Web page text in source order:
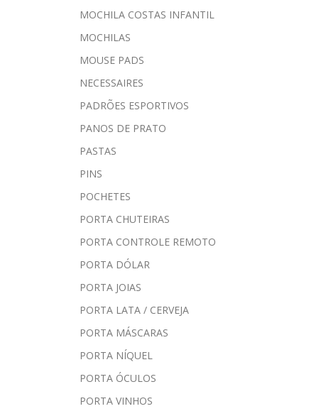
MOCHILA COSTAS INFANTIL
MOCHILAS
MOUSE PADS
NECESSAIRES
PADRÕES ESPORTIVOS
PANOS DE PRATO
PASTAS
PINS
POCHETES
PORTA CHUTEIRAS
PORTA CONTROLE REMOTO
PORTA DÓLAR
PORTA JOIAS
PORTA LATA / CERVEJA
PORTA MÁSCARAS
PORTA NÍQUEL
PORTA ÓCULOS
PORTA VINHOS